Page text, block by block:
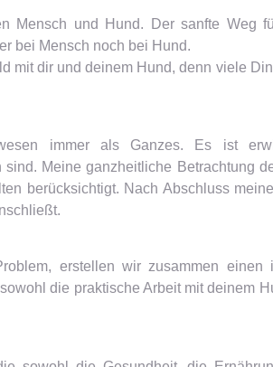
Mensch und Hund. Der sanfte Weg
bei Mensch noch bei Hund.
mit dir und deinem Hund, denn viele
immer als Ganzes. Es ist
Meine ganzheitliche Betrachtung
berücksichtigt. Nach Abschluss
erstellen wir zusammen einen
die praktische Arbeit mit deinem